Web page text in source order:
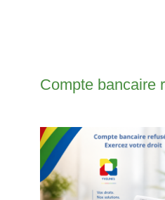
Compte bancaire